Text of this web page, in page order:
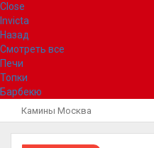
Close
Invicta
Назад
Смотреть все
Печи
Топки
Барбекю
Камины Москва